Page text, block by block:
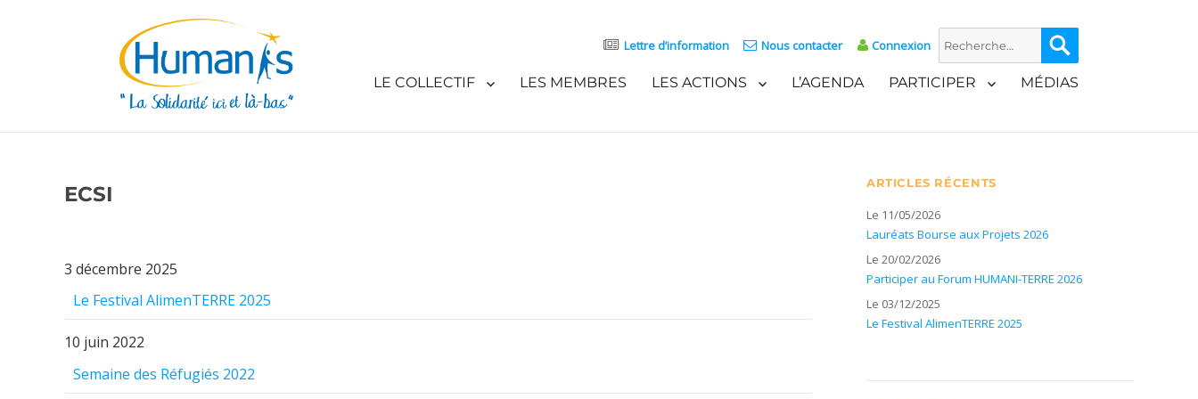
Lettre d’information Nous contacter Connexion
Recherche
pour :
LE COLLECTIF LES MEMBRES LES ACTIONS L’AGENDA PARTICIPER MÉDIAS
ECSI
3 décembre 2025
Le Festival AlimenTERRE 2025
10 juin 2022
Semaine des Réfugiés 2022
ARTICLES RÉCENTS
Le 11/05/2026
Lauréats Bourse aux Projets 2026
Le 20/02/2026
Participer au Forum HUMANI-TERRE 2026
Le 03/12/2025
Le Festival AlimenTERRE 2025